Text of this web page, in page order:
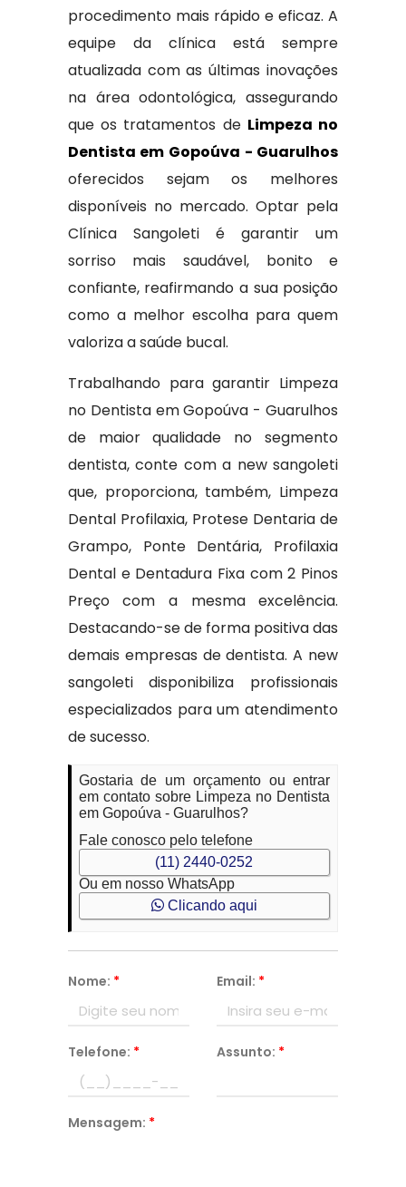
procedimento mais rápido e eficaz. A
equipe da clínica está sempre
atualizada com as últimas inovações
na área odontológica, assegurando
que os tratamentos de Limpeza no
Dentista em Gopoúva - Guarulhos
oferecidos sejam os melhores
disponíveis no mercado. Optar pela
Clínica Sangoleti é garantir um
sorriso mais saudável, bonito e
confiante, reafirmando a sua posição
como a melhor escolha para quem
valoriza a saúde bucal.
Trabalhando para garantir Limpeza
no Dentista em Gopoúva - Guarulhos
de maior qualidade no segmento
dentista, conte com a new sangoleti
que, proporciona, também, Limpeza
Dental Profilaxia, Protese Dentaria de
Grampo, Ponte Dentária, Profilaxia
Dental e Dentadura Fixa com 2 Pinos
Preço com a mesma excelência.
Destacando-se de forma positiva das
demais empresas de dentista. A new
sangoleti disponibiliza profissionais
especializados para um atendimento
de sucesso.
Gostaria de um orçamento ou entrar
em contato sobre Limpeza no Dentista
em Gopoúva - Guarulhos?
Fale conosco pelo telefone
(11) 2440-0252
Ou em nosso WhatsApp
Clicando aqui
Nome: * Email: *
Telefone: * Assunto: *
Mensagem: *